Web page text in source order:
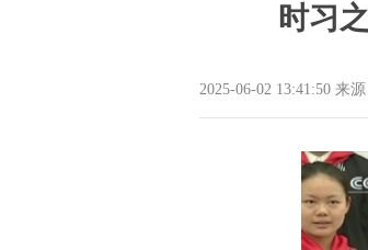
时习
2025-06-02 13:41:50 来